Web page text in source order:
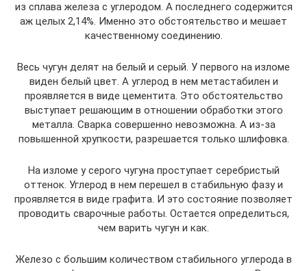
из сплава железа с углеродом. А последнего содержится
аж целых 2,14%. Именно это обстоятельство и мешает
качественному соединению.
Весь чугун делят на белый и серый. У первого на изломе
виден белый цвет. А углерод в нем метастабилен и
проявляется в виде цементита. Это обстоятельство
выступает решающим в отношении обработки этого
металла. Сварка совершенно невозможна. А из-за
повышенной хрупкости, разрешается только шлифовка.
На изломе у серого чугуна проступает серебристый
оттенок. Углерод в нем перешел в стабильную фазу и
проявляется в виде графита. И это состояние позволяет
проводить сварочные работы. Остается определиться,
чем варить чугун и как.
Железо с большим количеством стабильного углерода в